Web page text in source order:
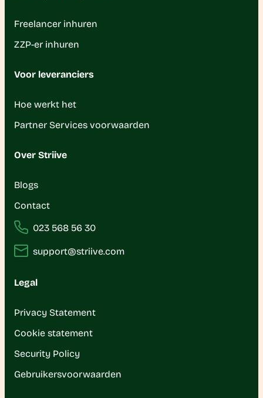
Freelancer inhuren
ZZP-er inhuren
Voor leveranciers
Hoe werkt het
Partner Services voorwaarden
Over Striive
Blogs
Contact
023 568 56 30
support@striive.com
Legal
Privacy Statement
Cookie statement
Security Policy
Gebruikersvoorwaarden